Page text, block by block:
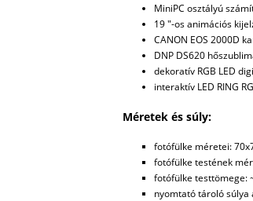
MiniPC osztályú
19 "-os animációs
CANON EOS 2000D
DNP DS620
dekoratív RGB LED
interaktív LED RING
Méretek és súly:
fotófülke méretei:
fotófülke testének
fotófülke testtömege:
nyomtató tároló súlya